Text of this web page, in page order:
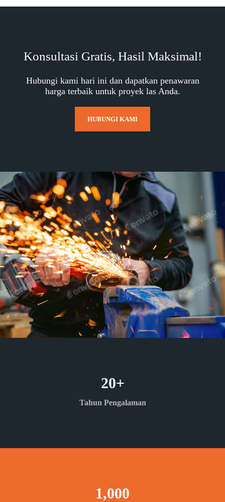
Konsultasi Gratis, Hasil Maksimal!
Hubungi kami hari ini dan dapatkan penawaran
harga terbaik untuk proyek las Anda.
HUBUNGI KAMI
Tahun Pengalaman
20+
1,000